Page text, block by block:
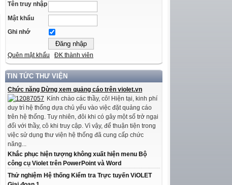
Tên truy nhập
Mật khẩu
Ghi nhớ
Quên mật khẩu ĐK thành viên
TIN TỨC THƯ VIỆN
Chức năng Dừng xem quảng cáo trên violet.vn
Kính chào các thầy, cô! Hiện tại, kinh phí
duy trì hệ thống dựa chủ yếu vào việc đặt quảng cáo
trên hệ thống. Tuy nhiên, đôi khi có gây một số trở ngại
đối với thầy, cô khi truy cập. Vì vậy, để thuận tiện trong
việc sử dụng thư viện hệ thống đã cung cấp chức
năng...
Khắc phục hiện tượng không xuất hiện menu Bộ
công cụ Violet trên PowerPoint và Word
Thử nghiệm Hệ thống Kiểm tra Trực tuyến ViOLET